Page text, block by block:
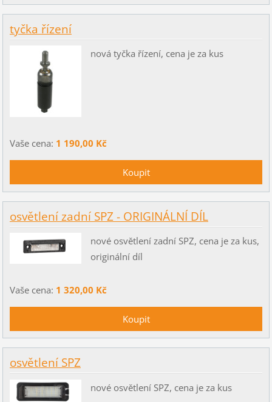
tyčka řízení
nová tyčka řízení, cena je za kus
Vaše cena: 1 190,00 Kč
osvětlení zadní SPZ - ORIGINÁLNÍ DÍL
nové osvětlení zadní SPZ, cena je za kus,
originální díl
Vaše cena: 1 320,00 Kč
osvětlení SPZ
nové osvětlení SPZ, cena je za kus